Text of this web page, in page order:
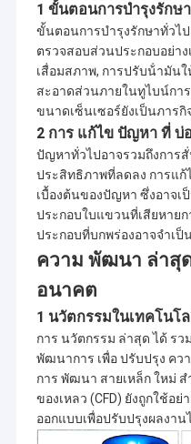
1 ขั้นตอนการบํารุงรักษา
ขั้นตอนการบํารุงรักษาทั่วไ
ตรวจสอบส่วนประกอบอย่า
เสื่อมสภาพ, การปรับน้ํามัน
สะอาดส่วนภายในทูไบน์กา
ขนาดเซ็นเซอร์ยังเป็นภาร
2 การ แก้ไข ปัญหา ที่ บ่
ปัญหาทั่วไปอาจรวมถึงการ
ประสิทธิภาพที่ลดลง การแก้
เบื้องต้นของปัญหา ซึ่งอาจเ
ประกอบใบแขวนที่เสียหาย
ประกอบที่บกพร่องอาจจําเป็
ความ พัฒนา ล่าสุ
อนาคต
1 นวัตกรรมในเทคโนโ
การ นวัตกรรม ล่าสุด ได้ รว
พัฒนาการ เพื่อ ปรับปรุง ค
การ พัฒนา สายเหล็ก ใหม่
ของเหลว (CFD) ยังถูกใช้อ
ออกแบบเพื่อปรับปรุงผลงา
ไก่งวง
AKHAN-2
3x5.4MW
Turga-2
2x6400KW
ทาจิกิสถาน
VANJ
2x400KW
สหรัฐอเมริกา
2x650KW
เขานุ่มนวล
2x1820KW